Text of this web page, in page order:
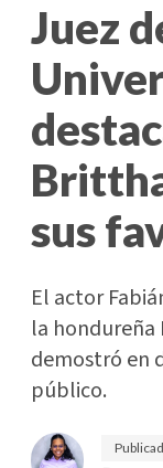
Juez
sus
El actor
la
demostró en
público.